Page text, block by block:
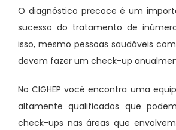
O diagnóstico precoce é um
sucesso do tratamento de
isso, mesmo pessoas saudáveis
devem fazer um check-up
No CIGHEP você encontra uma
altamente qualificados que
check-ups nas áreas que